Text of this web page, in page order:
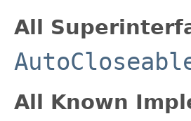
All
All Known